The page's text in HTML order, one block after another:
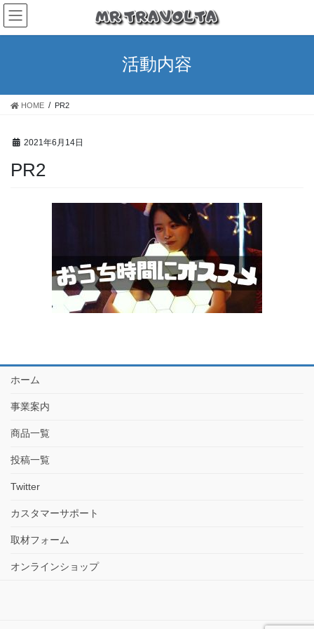
活動内容
HOME PR2
2021年6月14日
PR2
ホーム
事業案内
商品一覧
投稿一覧
Twitter
カスタマーサポート
取材フォーム
オンラインショップ